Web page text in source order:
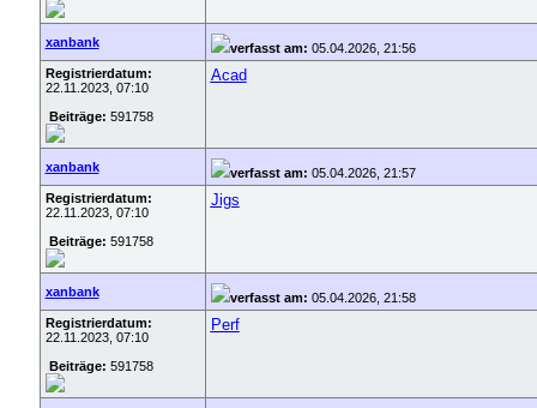
xanbank verfasst am: 05.04.2026, 21:56
Registrierdatum:
22.11.2023, 07:10
Beiträge: 591758
Acad
xanbank verfasst am: 05.04.2026, 21:57
Registrierdatum:
22.11.2023, 07:10
Beiträge: 591758
Jigs
xanbank verfasst am: 05.04.2026, 21:58
Registrierdatum:
22.11.2023, 07:10
Beiträge: 591758
Perf